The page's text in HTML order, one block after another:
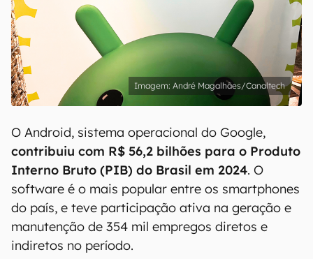
André Magalhães/Canaltech
O Android, sistema operacional do Google,
contribuiu com R$ 56,2 bilhões para o Produto
Interno Bruto (PIB) do Brasil em 2024. O
software é o mais popular entre os smartphones
do país, e teve participação ativa na geração e
manutenção de 354 mil empregos diretos e
indiretos no período.